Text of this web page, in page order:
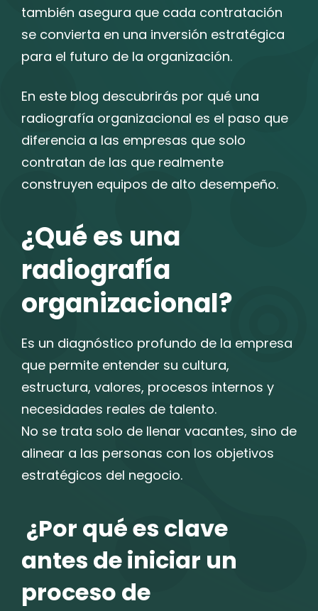
también asegura que cada contratación
se convierta en una inversión estratégica
para el futuro de la organización.
En este blog descubrirás por qué una
radiografía organizacional es el paso que
diferencia a las empresas que solo
contratan de las que realmente
construyen equipos de alto desempeño.
¿Qué es una
radiografía
organizacional?
Es un diagnóstico profundo de la empresa
que permite entender su cultura,
estructura, valores, procesos internos y
necesidades reales de talento.
No se trata solo de llenar vacantes, sino de
alinear a las personas con los objetivos
estratégicos del negocio.
¿Por qué es clave
antes de iniciar un
proceso de